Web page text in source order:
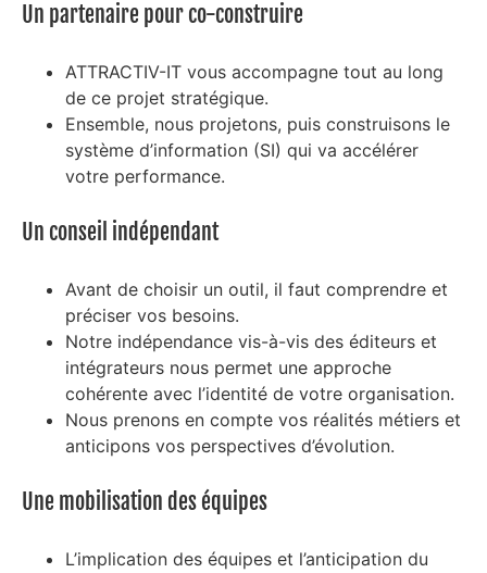
Un partenaire pour co-construire
ATTRACTIV-IT vous accompagne tout au long
de ce projet stratégique.
Ensemble, nous projetons, puis construisons le
système d’information (SI) qui va accélérer
votre performance.
Un conseil indépendant
Avant de choisir un outil, il faut comprendre et
préciser vos besoins.
Notre indépendance vis-à-vis des éditeurs et
intégrateurs nous permet une approche
cohérente avec l’identité de votre organisation.
Nous prenons en compte vos réalités métiers et
anticipons vos perspectives d’évolution.
Une mobilisation des équipes
L’implication des équipes et l’anticipation du